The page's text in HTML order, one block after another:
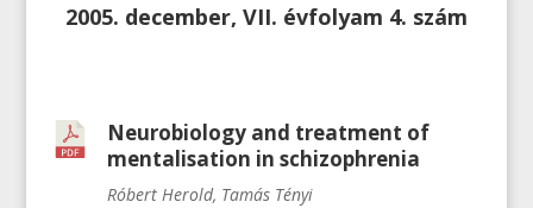
2005. december, VII. évfolyam 4. szám
Neurobiology and treatment of
mentalisation in schizophrenia
Róbert Herold, Tamás Tényi